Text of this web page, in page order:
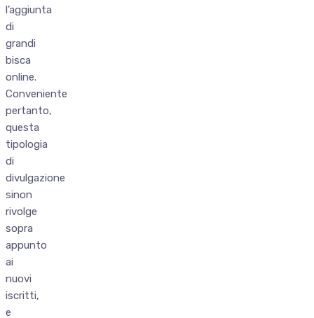
l’aggiunta
di
grandi
bisca
online.
Conveniente
pertanto,
questa
tipologia
di
divulgazione
sinon
rivolge
sopra
appunto
ai
nuovi
iscritti,
e